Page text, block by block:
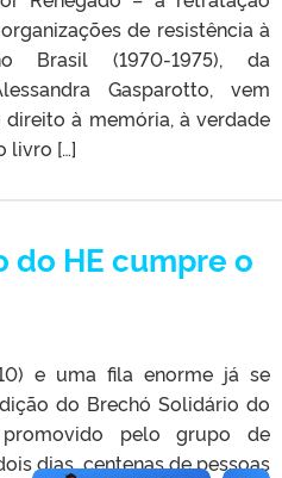
de resistência à
Brasil (1970-1975), da
Gasparotto, vem
à memória, à verdade
livro […]
do HE cumpre o
e uma fila enorme já se
do Brechó Solidário do
pelo grupo de
dias, centenas de pessoas